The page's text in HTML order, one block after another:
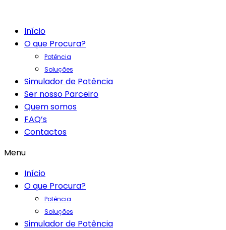
Início
O que Procura?
Potência
Soluções
Simulador de Potência
Ser nosso Parceiro
Quem somos
FAQ’s
Contactos
Menu
Início
O que Procura?
Potência
Soluções
Simulador de Potência